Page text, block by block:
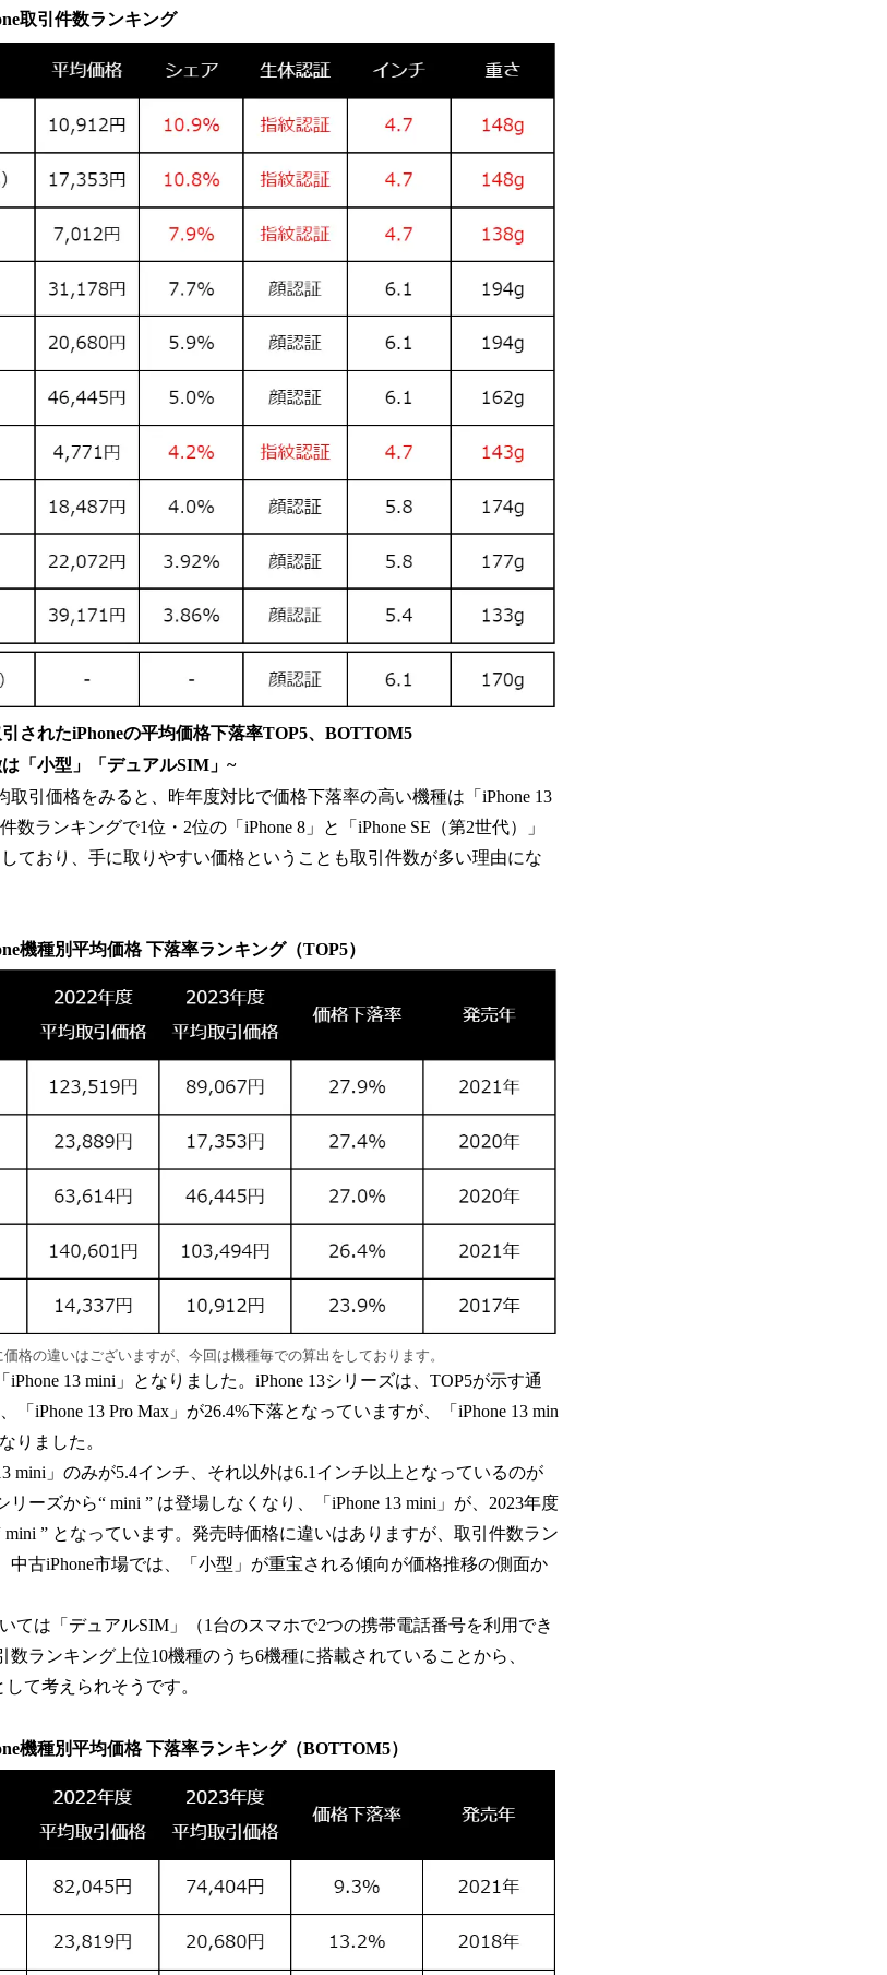
取引件数ランキング
されたiPhoneの平均価格下落率TOP5、BOTTOM5
「小型」「デュアルSIM」~
取引価格をみると、昨年度対比で価格下落率の高い機種は「iPhone 13
数ランキングで1位・2位の「iPhone 8」と「iPhone SE（第2世代）」
ており、手に取りやすい価格ということも取引件数が多い理由にな
機種別平均価格 下落率ランキング（TOP5）
格の違いはございますが、今回は機種毎での算出をしております。
13 mini」となりました。iPhone 13シリーズは、TOP5が示す通
「iPhone 13 Pro Max」が26.4%下落となっていますが、「iPhone 13 min
りました。
mini」のみが5.4インチ、それ以外は6.1インチ以上となっているのが
リーズから“ mini ” は登場しなくなり、「iPhone 13 mini」が、2023年度
” となっています。発売時価格に違いはありますが、取引件数ラン
中古iPhone市場では、「小型」が重宝される傾向が価格推移の側面か
ては「デュアルSIM」（1台のスマホで2つの携帯電話番号を利用でき
ランキング上位10機種のうち6機種に搭載されていることから、
て考えられそうです。
機種別平均価格 下落率ランキング（BOTTOM5）